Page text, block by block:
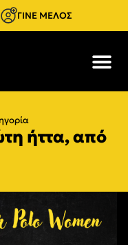
ΓΙΝΕ ΜΕΛΟΣ
ήττα, από